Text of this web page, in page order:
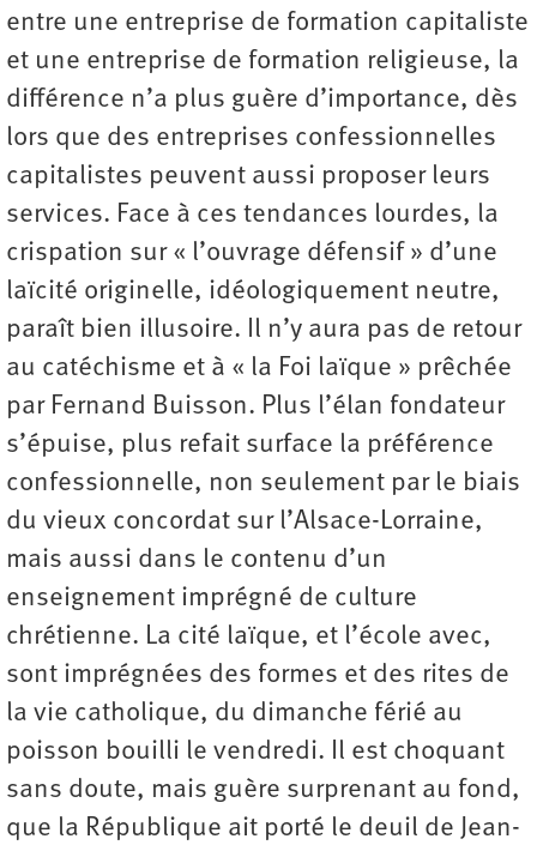
entre une entreprise de formation capitaliste
et une entreprise de formation religieuse, la
différence n’a plus guère d’importance, dès
lors que des entreprises confessionnelles
capitalistes peuvent aussi proposer leurs
services. Face à ces tendances lourdes, la
crispation sur « l’ouvrage défensif » d’une
laïcité originelle, idéologiquement neutre,
paraît bien illusoire. Il n’y aura pas de retour
au catéchisme et à « la Foi laïque » prêchée
par Fernand Buisson. Plus l’élan fondateur
s’épuise, plus refait surface la préférence
confessionnelle, non seulement par le biais
du vieux concordat sur l’Alsace-Lorraine,
mais aussi dans le contenu d’un
enseignement imprégné de culture
chrétienne. La cité laïque, et l’école avec,
sont imprégnées des formes et des rites de
la vie catholique, du dimanche férié au
poisson bouilli le vendredi. Il est choquant
sans doute, mais guère surprenant au fond,
que la République ait porté le deuil de Jean-